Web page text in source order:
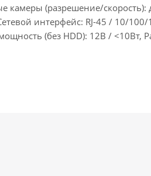
камеры (разрешение/
интерфейс: RJ-45 / 10/
(без HDD): 12В / <10Вт,